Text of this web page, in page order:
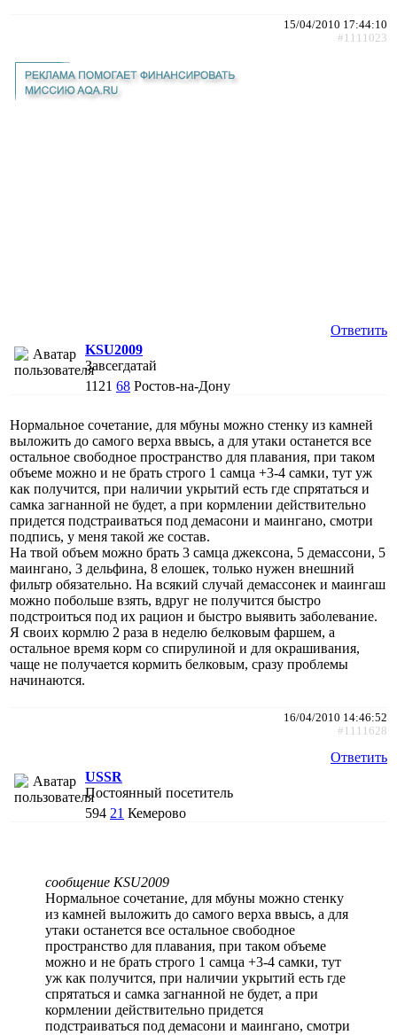
15/04/2010 17:44:10
#1111023
Ответить
KSU2009
Завсегдатай
1121 68 Ростов-на-Дону
Нормальное сочетание, для мбуны можно стенку из камней
выложить до самого верха ввысь, а для утаки останется все
остальное свободное пространство для плавания, при таком
объеме можно и не брать строго 1 самца +3-4 самки, тут уж
как получится, при наличии укрытий есть где спрятаться и
самка загнанной не будет, а при кормлении действительно
придется подстраиваться под демасони и маингано, смотри
подпись, у меня такой же состав.
На твой объем можно брать 3 самца джексона, 5 демассони, 5
маингано, 3 дельфина, 8 елошек, только нужен внешний
фильтр обязательно. На всякий случай демассонек и маингаш
можно побольше взять, вдруг не получится быстро
подстроиться под их рацион и быстро выявить заболевание.
Я своих кормлю 2 раза в неделю белковым фаршем, а
остальное время корм со спирулиной и для окрашивания,
чаще не получается кормить белковым, сразу проблемы
начинаются.
16/04/2010 14:46:52
#1111628
Ответить
USSR
Постоянный посетитель
594 21 Кемерово
сообщение KSU2009
Нормальное сочетание, для мбуны можно стенку
из камней выложить до самого верха ввысь, а для
утаки останется все остальное свободное
пространство для плавания, при таком объеме
можно и не брать строго 1 самца +3-4 самки, тут
уж как получится, при наличии укрытий есть где
спрятаться и самка загнанной не будет, а при
кормлении действительно придется
подстраиваться под демасони и маингано, смотри